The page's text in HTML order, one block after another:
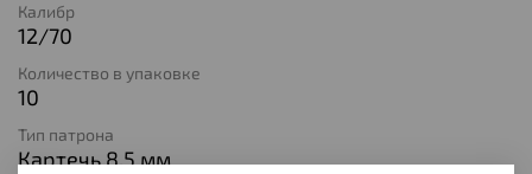
Калибр
12/70
Количество в упаковке
10
Тип патрона
Картечь 8,5 мм